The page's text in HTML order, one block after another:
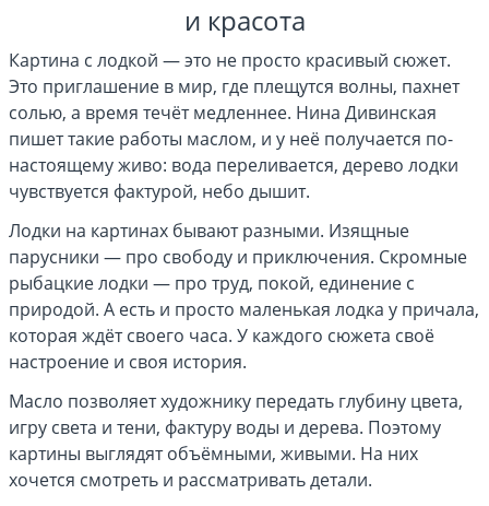
и красота
Картина с лодкой — это не просто красивый сюжет.
Это приглашение в мир, где плещутся волны, пахнет
солью, а время течёт медленнее. Нина Дивинская
пишет такие работы маслом, и у неё получается по-
настоящему живо: вода переливается, дерево лодки
чувствуется фактурой, небо дышит.
Лодки на картинах бывают разными. Изящные
парусники — про свободу и приключения. Скромные
рыбацкие лодки — про труд, покой, единение с
природой. А есть и просто маленькая лодка у причала,
которая ждёт своего часа. У каждого сюжета своё
настроение и своя история.
Масло позволяет художнику передать глубину цвета,
игру света и тени, фактуру воды и дерева. Поэтому
картины выглядят объёмными, живыми. На них
хочется смотреть и рассматривать детали.